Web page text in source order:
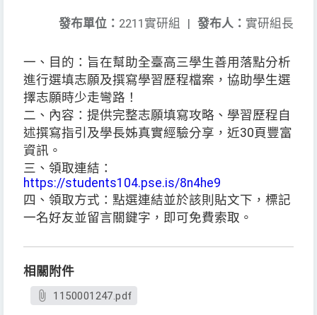
發布人： 實研組長
發布單位： 2211實研組 |
一、目的：旨在幫助全臺高三學生善用落點分析
進行選填志願及撰寫學習歷程檔案，協助學生選
擇志願時少走彎路！
二、內容：提供完整志願填寫攻略、學習歷程自
述撰寫指引及學長姊真實經驗分享，近30頁豐富
資訊。
三、領取連結：
https://students104.pse.is/8n4he9
四、領取方式：點選連結並於該則貼文下，標記
一名好友並留言關鍵字，即可免費索取。
相關附件
1150001247.pdf